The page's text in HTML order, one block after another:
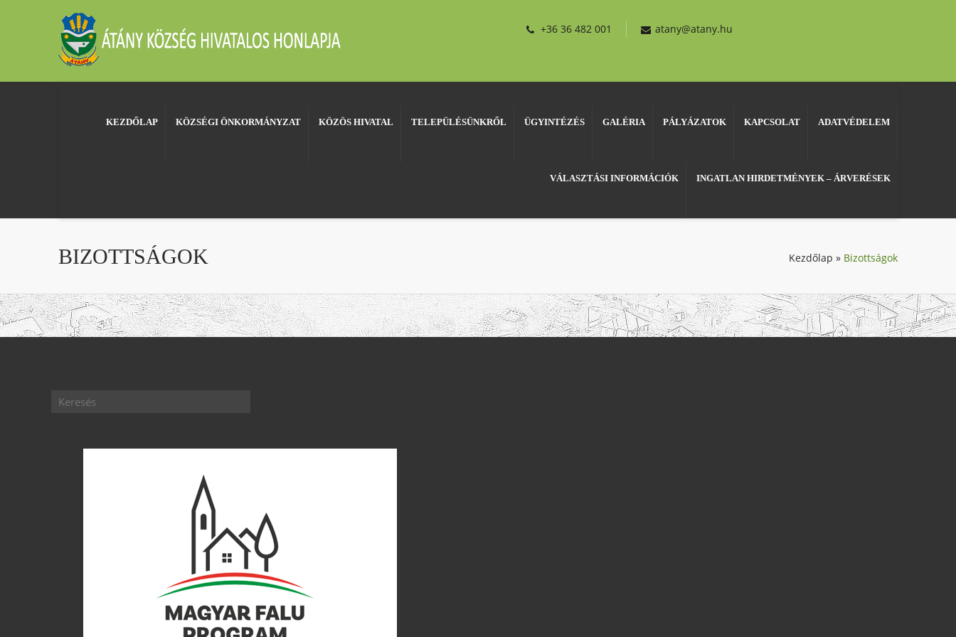
+36 36 482 001 atany@atany.hu
KEZDŐLAP KÖZSÉGI ÖNKORMÁNYZAT KÖZÖS HIVATAL TELEPÜLÉSÜNKRŐL ÜGYINTÉZÉS GALÉRIA PÁLYÁZATOK KAPCSOLAT ADATVÉDELEM
VÁLASZTÁSI INFORMÁCIÓK INGATLAN HIRDETMÉNYEK – ÁRVERÉSEK
BIZOTTSÁGOK Kezdőlap » Bizottságok